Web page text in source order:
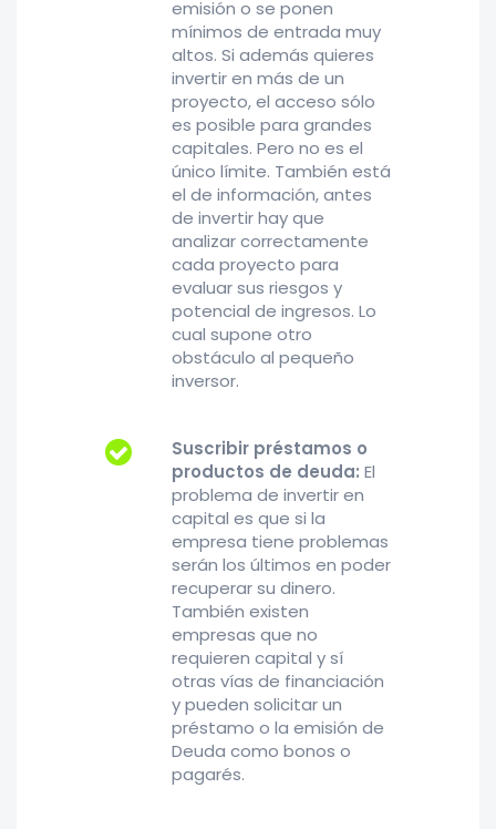
emisión o se ponen
mínimos de entrada muy
altos. Si además quieres
invertir en más de un
proyecto, el acceso sólo
es posible para grandes
capitales. Pero no es el
único límite. También está
el de información, antes
de invertir hay que
analizar correctamente
cada proyecto para
evaluar sus riesgos y
potencial de ingresos. Lo
cual supone otro
obstáculo al pequeño
inversor.
Suscribir préstamos o
productos de deuda: El
problema de invertir en
capital es que si la
empresa tiene problemas
serán los últimos en poder
recuperar su dinero.
También existen
empresas que no
requieren capital y sí
otras vías de financiación
y pueden solicitar un
préstamo o la emisión de
Deuda como bonos o
pagarés.